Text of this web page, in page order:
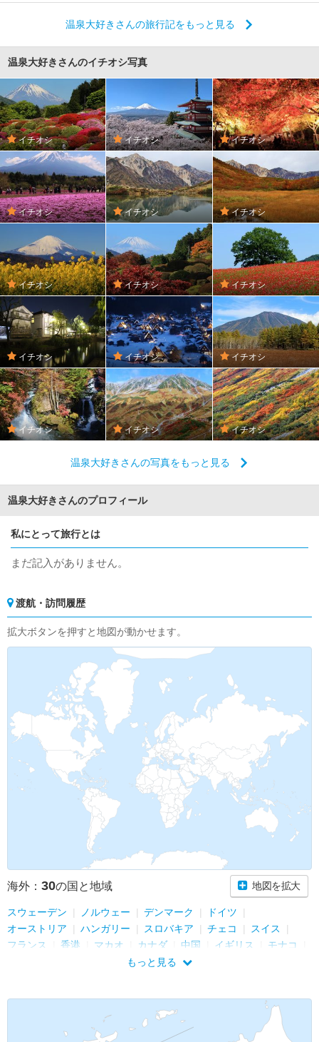
温泉大好きさんの旅行記をもっと見る
温泉大好きさんのイチオシ写真
イチオシ イチオシ イチオシ
イチオシ イチオシ イチオシ
イチオシ イチオシ イチオシ
イチオシ イチオシ イチオシ
イチオシ イチオシ イチオシ
温泉大好きさんの写真をもっと見る
温泉大好きさんのプロフィール
私にとって旅行とは
まだ記入がありません。
渡航・訪問履歴
拡大ボタンを押すと地図が動かせます。
海外： 30の国と地域 地図を拡大
スウェーデン ノルウェー デンマーク
ドイツ
オーストリア
ハンガリー スロバキア チェコ
スイス
フランス
香港 マカオ カナダ 中国 イギリス
モナコ
韓国 台湾 タイ
もっと見る